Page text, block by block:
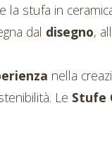
stufa in
dal disegno,
nella
L e Stufe